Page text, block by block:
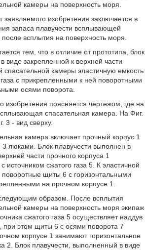
камеры на поверхность моря.
заявляемого изобретения заключается в
запаса плавучести всплывающей
всплытия на поверхность моря.
тем, что в отличие от прототипа, блок
виде закрепленной к верхней части
камеры эластичную емкость
с прикрепленными к ней поворотными
осями поворота.
изобретения поясняется чертежом, где на
спасательная камера. На Фиг.
3 - вид сверху.
камера включает прочный корпус 1
люками. Блок плавучести выполнен в
части прочного корпуса 1
источником сжатого газа 5. К эластичной
щиты 6 с горизонтальными
на прочном корпусе 1.
образом. После всплытия
камеры на поверхность моря экипаж
сжатого газа 5 осуществляет наддув
при этом щиты 6 с осями поворота 7
корпусе 1 занимают горизонтальное
2. Блок плавучести, выполненный в виде